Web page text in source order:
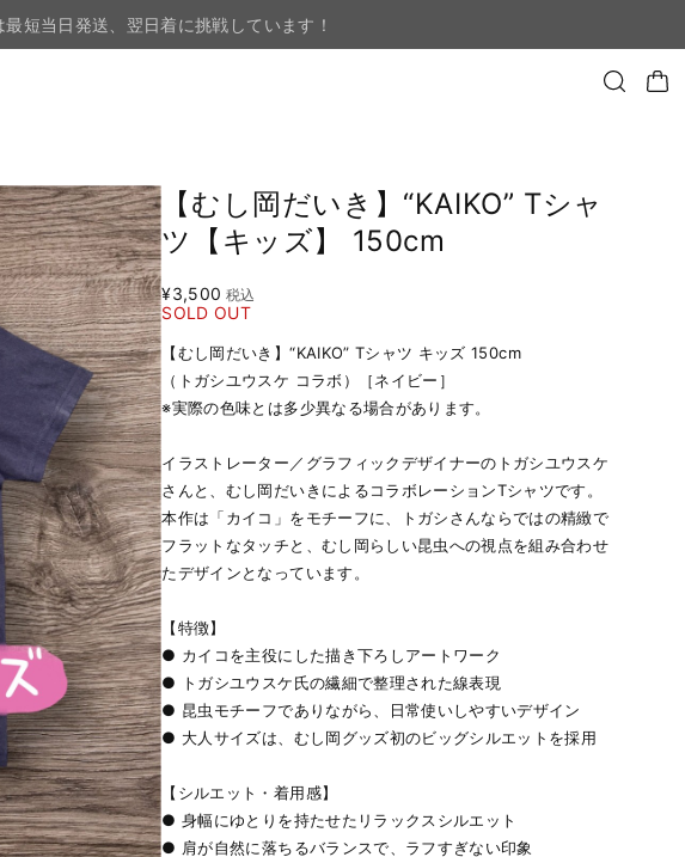
短当日発送、翌日着に挑戦しています！
【むし岡だいき】“KAIKO” Tシャ
ツ【キッズ】 150cm
¥3,500 税込
SOLD OUT
【むし岡だいき】“KAIKO” Tシャツ キッズ 150cm
（トガシユウスケ コラボ）［ネイビー］
※実際の色味とは多少異なる場合があります。
イラストレーター／グラフィックデザイナーのトガシユウスケ
さんと、むし岡だいきによるコラボレーションTシャツです。
本作は「カイコ」をモチーフに、トガシさんならではの精緻で
フラットなタッチと、むし岡らしい昆虫への視点を組み合わせ
たデザインとなっています。
【特徴】
● カイコを主役にした描き下ろしアートワーク
● トガシユウスケ氏の繊細で整理された線表現
● 昆虫モチーフでありながら、日常使いしやすいデザイン
● 大人サイズは、むし岡グッズ初のビッグシルエットを採用
【シルエット・着用感】
● 身幅にゆとりを持たせたリラックスシルエット
● 肩が自然に落ちるバランスで、ラフすぎない印象